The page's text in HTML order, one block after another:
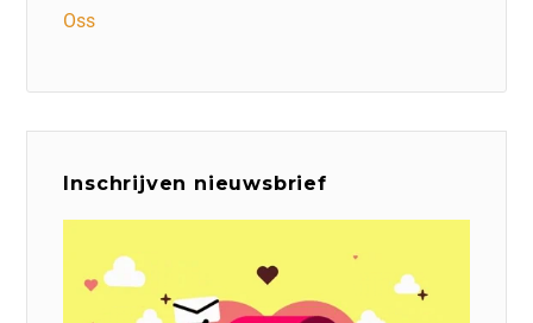
Oss
Inschrijven nieuwsbrief